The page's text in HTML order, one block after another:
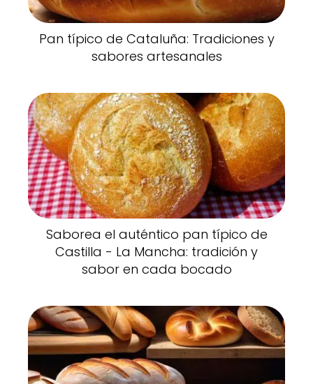
Pan típico de Cataluña: Tradiciones y
sabores artesanales
Saborea el auténtico pan típico de
Castilla - La Mancha: tradición y
sabor en cada bocado